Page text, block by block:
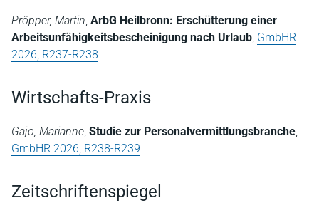
Pröpper, Martin, ArbG Heilbronn: Erschütterung einer
Arbeitsunfähigkeitsbescheinigung nach Urlaub, GmbHR
2026, R237-R238
Wirtschafts-Praxis
Gajo, Marianne, Studie zur Personalvermittlungsbranche,
GmbHR 2026, R238-R239
Zeitschriftenspiegel